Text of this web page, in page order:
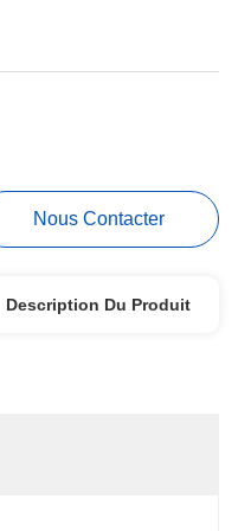
Nous Contacter
Description Du Produit